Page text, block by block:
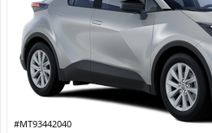
#MT93442040